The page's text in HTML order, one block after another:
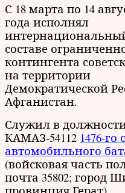
С 18 марта по 14
года исполнял
составе
контингента
на территории
Демократической
Афганистан.
Служил в
КАМАЗ-54112 1476-го
автомобильного
(войсковая часть
почта 35802; город